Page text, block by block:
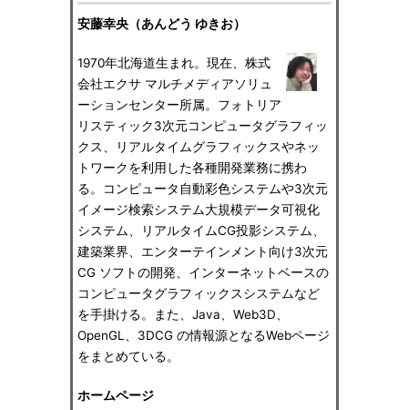
安藤幸央（あんどう ゆきお）
1970年北海道生まれ。現在、株式
会社エクサ マルチメディアソリュ
ーションセンター所属。フォトリア
リスティック3次元コンピュータグラフィッ
クス、リアルタイムグラフィックスやネッ
トワークを利用した各種開発業務に携わ
る。コンピュータ自動彩色システムや3次元
イメージ検索システム大規模データ可視化
システム、リアルタイムCG投影システム、
建築業界、エンターテインメント向け3次元
CG ソフトの開発、インターネットベースの
コンピュータグラフィックスシステムなど
を手掛ける。また、Java、Web3D、
OpenGL、3DCG の情報源となるWebページ
をまとめている。
ホームページ